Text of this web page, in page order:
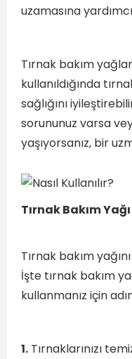
uzamasına
Tırnak bakım
kullanıldığında
sağlığını
sorununuz varsa
yaşıyorsanız, bir
Tırnak Bakım
Tırnak bakım
İşte tırnak bakım
kullanmanız için
1. Tırnaklarınızı